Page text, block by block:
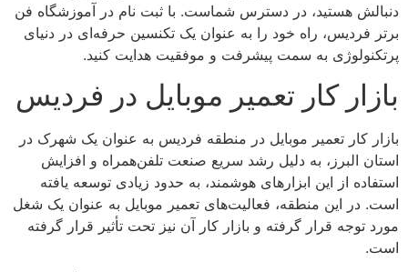
دنبالش هستید، در دسترس شماست. با ثبت نام در آموزشگاه فن
برتر فردیس، راه خود را به عنوان یک تکنسین حرفه‌ای در دنیای
پرتکنولوژی به سمت پیشرفت و موفقیت هدایت کنید.
بازار کار تعمیر موبایل در فردیس
بازار کار تعمیر موبایل در منطقه فردیس به عنوان یک شهرک در
استان البرز، به دلیل رشد سریع صنعت تلفن‌همراه و افزایش
استفاده از این ابزارهای هوشمند، به حدود زیادی توسعه یافته
است. در این منطقه، فعالیت‌های تعمیر موبایل به عنوان یک شغل
مورد توجه قرار گرفته و بازار کار آن نیز تحت تأثیر قرار گرفته
است.